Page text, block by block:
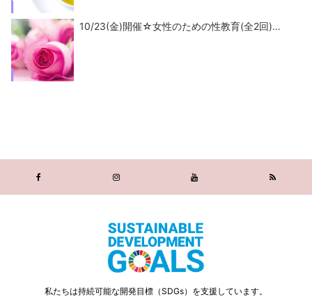
10/23(金)開催☆女性のための性教育(全2回)…
私たちは持続可能な開発目標（SDGs）を支援しています。